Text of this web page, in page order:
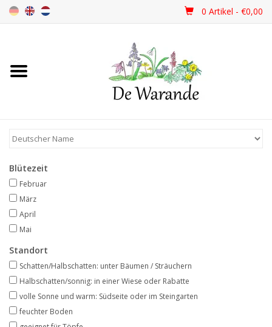
0 Artikel - €0,00
Startseite
Frühjahrsblüher
Sommerblüher
Herbstblüher
Schattenpflanzen
Angebote
Bodenverbesserung
Blütezeit
Februar
März
April
Mai
Standort
Schatten/Halbschatten: unter Bäumen / Sträuchern
Halbschatten/sonnig: in einer Wiese oder Rabatte
volle Sonne und warm: Südseite oder im Steingarten
feuchter Boden